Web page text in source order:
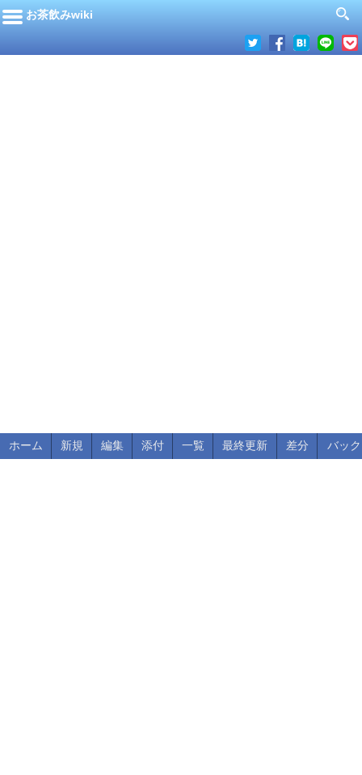
お茶飲みwiki
ホーム 新規 編集 添付 一覧 最終更新 差分 バッ